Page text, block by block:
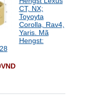
CT, NX;
Toyoyta
Corolla, Rav4,
Yaris. Mã
Hengst: